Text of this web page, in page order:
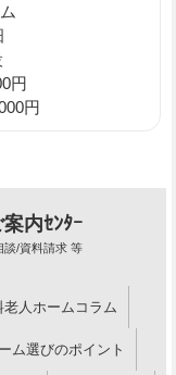
円
円
内ｾﾝﾀｰ
談/資料請求 等
老人ホームコラム
ム選びのポイント